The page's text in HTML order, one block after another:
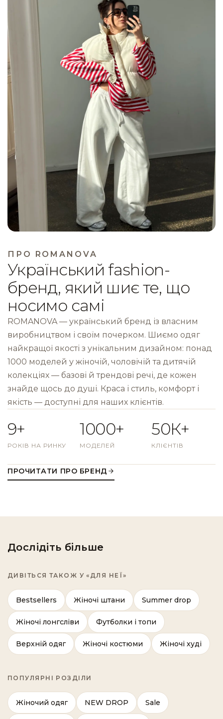
ПРО ROMANOVA
Український fashion-
бренд, який шиє те, що
носимо самі
ROMANOVA — український бренд із власним
виробництвом і своїм почерком. Шиємо одяг
найкращої якості з унікальним дизайном: понад
1000 моделей у жіночій, чоловічій та дитячій
колекціях — базові й трендові речі, де кожен
знайде щось до душі. Краса і стиль, комфорт і
якість — доступні для наших клієнтів.
9+
РОКІВ НА РИНКУ
1000+
МОДЕЛЕЙ
50К+
КЛІЄНТІВ
ПРОЧИТАТИ ПРО БРЕНД
Дослідіть більше
ДИВІТЬСЯ ТАКОЖ У «ДЛЯ НЕЇ»
Bestsellers Жіночі штани Summer drop
Жіночі лонгсліви Футболки і топи
Верхній одяг Жіночі костюми Жіночі худі
ПОПУЛЯРНІ РОЗДІЛИ
Жіночий одяг NEW DROP Sale